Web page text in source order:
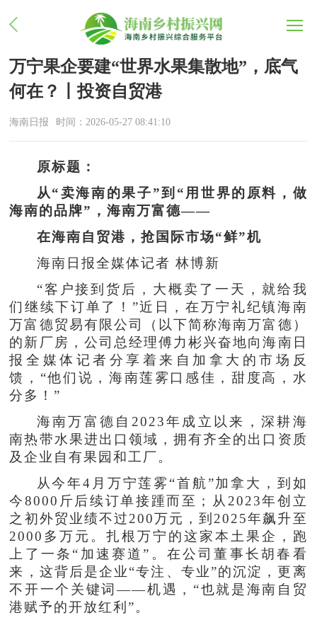
万宁果企要建“世界水果集散地”，底气
何在？丨投资自贸港
海南日报 时间：2026-05-27 08:41:10
原标题：
从“卖海南的果子”到“用世界的原料，做
海南的品牌”，海南万富德——
在海南自贸港，抢国际市场“鲜”机
海南日报全媒体记者 林博新
“客户接到货后，大概卖了一天，就给我
们继续下订单了！”近日，在万宁礼纪镇海南
万富德贸易有限公司（以下简称海南万富德）
的新厂房，公司总经理傅力彬兴奋地向海南日
报全媒体记者分享着来自加拿大的市场反
馈，“他们说，海南莲雾口感佳，甜度高，水
分多！”
海南万富德自2023年成立以来，深耕海
南热带水果进出口领域，拥有齐全的出口资质
及企业自有果园和工厂。
从今年4月万宁莲雾“首航”加拿大，到如
今8000斤后续订单接踵而至；从2023年创立
之初外贸业绩不过200万元，到2025年飙升至
2000多万元。扎根万宁的这家本土果企，跑
上了一条“加速赛道”。在公司董事长胡春看
来，这背后是企业“专注、专业”的沉淀，更离
不开一个关键词——机遇，“也就是海南自贸
港赋予的开放红利”。